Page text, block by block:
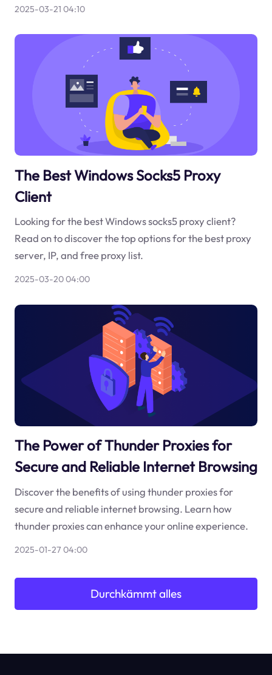
2025-03-21 04:10
The Best Windows Socks5 Proxy
Client
Looking for the best Windows socks5 proxy client?
Read on to discover the top options for the best proxy
server, IP, and free proxy list.
2025-03-20 04:00
The Power of Thunder Proxies for
Secure and Reliable Internet Browsing
Discover the benefits of using thunder proxies for
secure and reliable internet browsing. Learn how
thunder proxies can enhance your online experience.
2025-01-27 04:00
Durchkämmt alles